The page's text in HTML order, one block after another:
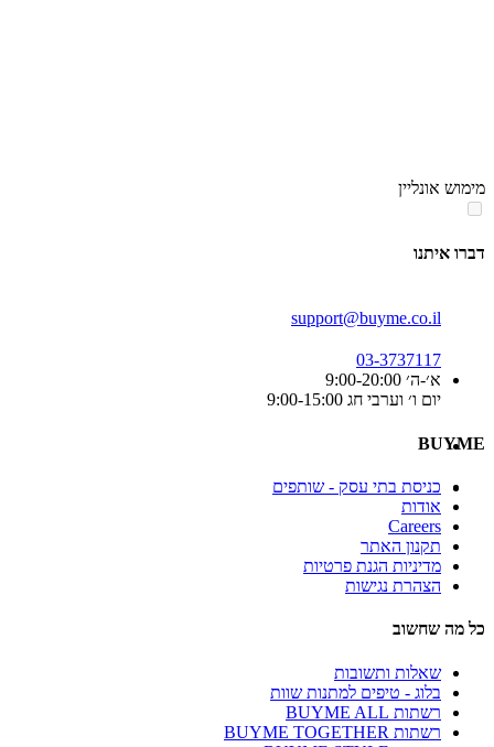
אזור
מימוש אונליין
דברו איתנו
support@buyme.co.il
03-3737117
א׳-ה׳ 9:00-20:00
יום ו׳ וערבי חג 9:00-15:00
BUYME
כניסת בתי עסק - שותפים
אודות
Careers
תקנון האתר
מדיניות הגנת פרטיות
הצהרת נגישות
כל מה שחשוב
שאלות ותשובות
בלוג - טיפים למתנות שוות
רשתות BUYME ALL
רשתות BUYME TOGETHER